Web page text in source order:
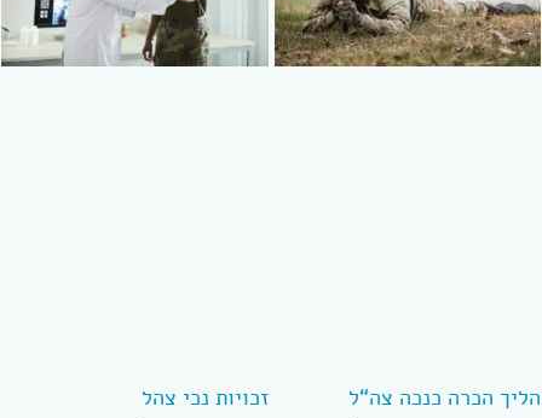
הליך הכרה כנכה צה“ל זכויות נכי צהל